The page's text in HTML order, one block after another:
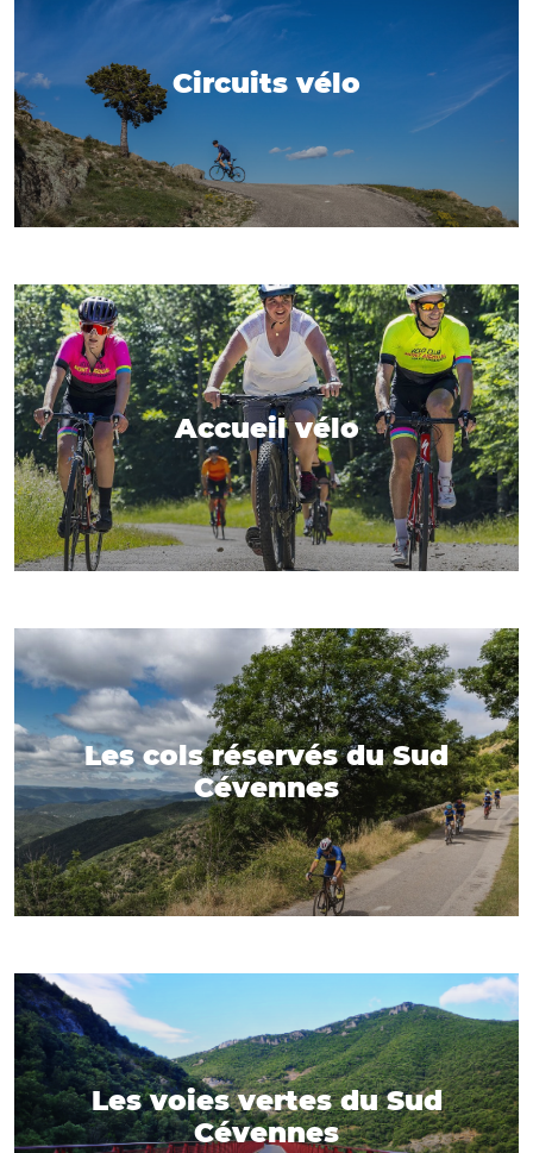
Circuits vélo
Accueil vélo
Les cols réservés du Sud
Cévennes
Les voies vertes du Sud
Cévennes